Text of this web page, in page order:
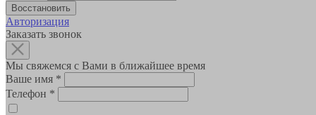
Авторизация
Заказать звонок
Мы свяжемся с Вами в ближайшее время
Ваше имя *
Телефон *